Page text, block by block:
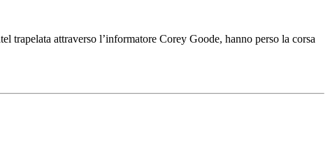
attraverso l’informatore Corey Goode, hanno perso la corsa